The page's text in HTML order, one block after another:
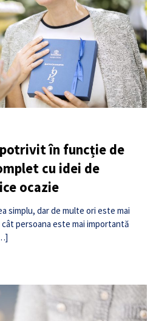
în funcție de
cu idei de
ocazie
simplu, dar de multe ori este mai
persoana este mai importantă